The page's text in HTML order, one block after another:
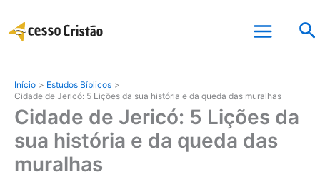
para
conteúdo
Início
Estudos Bíblicos
Cidade de Jericó: 5 Lições da sua história e da queda das muralhas
Cidade de Jericó: 5 Lições da
sua história e da queda das
muralhas